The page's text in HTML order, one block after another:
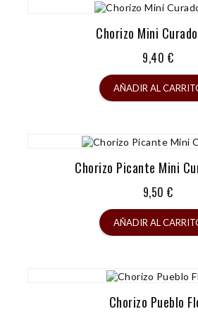
Chorizo Mini
Precio
9,40 €
AÑADIR AL
Chorizo Picante Mini
Precio
9,50 €
AÑADIR AL
Chorizo Pueblo